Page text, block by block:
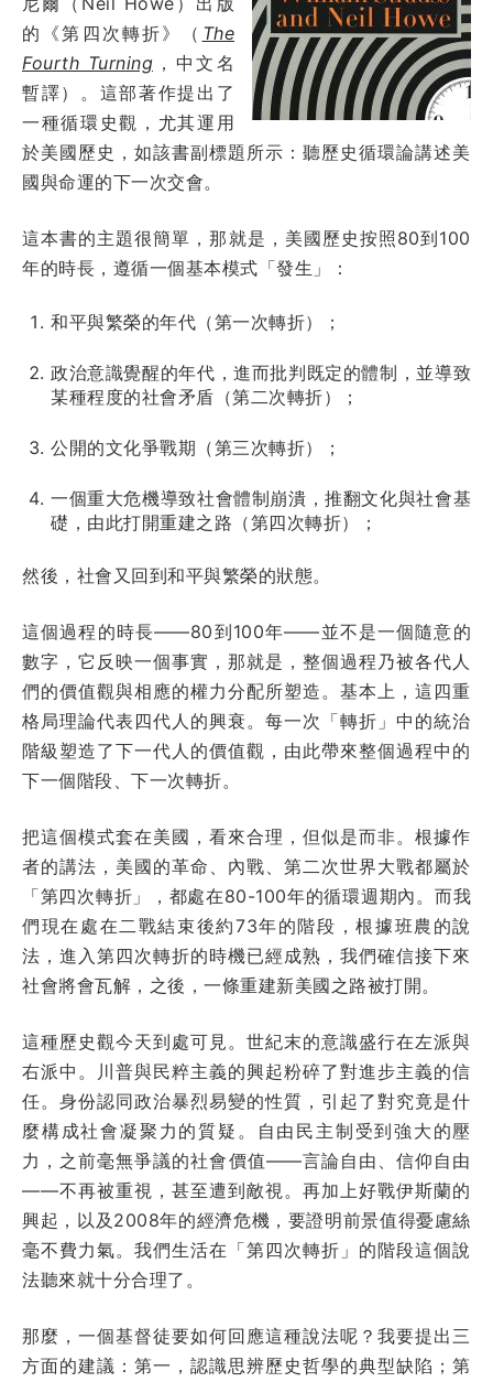
的《第四次轉折》（ The
Fourth Turning ，中文名
暫譯）。這部著作提出了
一種循環史觀，尤其運用
於美國歷史，如該書副標題所示：聽歷史循環論講述美
國與命運的下一次交會。
這本書的主題很簡單，那就是，美國歷史按照80到100
年的時長，遵循一個基本模式「發生」：
和平與繁榮的年代（第一次轉折）；
政治意識覺醒的年代，進而批判既定的體制，並導致
某種程度的社會矛盾（第二次轉折）；
公開的文化爭戰期（第三次轉折）；
一個重大危機導致社會體制崩潰，推翻文化與社會基
礎，由此打開重建之路（第四次轉折）；
然後，社會又回到和平與繁榮的狀態。
這個過程的時長——80到100年——並不是一個隨意的
數字，它反映一個事實，那就是，整個過程乃被各代人
們的價值觀與相應的權力分配所塑造。基本上，這四重
格局理論代表四代人的興衰。每一次「轉折」中的統治
階級塑造了下一代人的價值觀，由此帶來整個過程中的
下一個階段、下一次轉折。
把這個模式套在美國，看來合理，但似是而非。根據作
者的講法，美國的革命、內戰、第二次世界大戰都屬於
「第四次轉折」，都處在80-100年的循環週期內。而我
們現在處在二戰結束後約73年的階段，根據班農的說
法，進入第四次轉折的時機已經成熟，我們確信接下來
社會將會瓦解，之後，一條重建新美國之路被打開。
這種歷史觀今天到處可見。世紀末的意識盛行在左派與
右派中。川普與民粹主義的興起粉碎了對進步主義的信
任。身份認同政治暴烈易變的性質，引起了對究竟是什
麼構成社會凝聚力的質疑。自由民主制受到強大的壓
力，之前毫無爭議的社會價值——言論自由、信仰自由
——不再被重視，甚至遭到敵視。再加上好戰伊斯蘭的
興起，以及2008年的經濟危機，要證明前景值得憂慮絲
毫不費力氣。我們生活在「第四次轉折」的階段這個說
法聽來就十分合理了。
那麼，一個基督徒要如何回應這種說法呢？我要提出三
方面的建議：第一，認識思辨歷史哲學的典型缺陷；第